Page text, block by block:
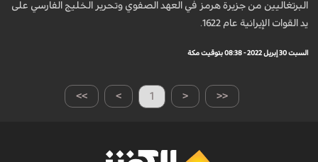
البرتغاليين من جزيرة هرمز في العهد الصفوي وتحرير الخليج الفارسي على
يد القوات الإيرانية عام 1622.
السبت 30 إبريل 2022 - 08:38 بتوقيت مكة
>> > 1 < <<